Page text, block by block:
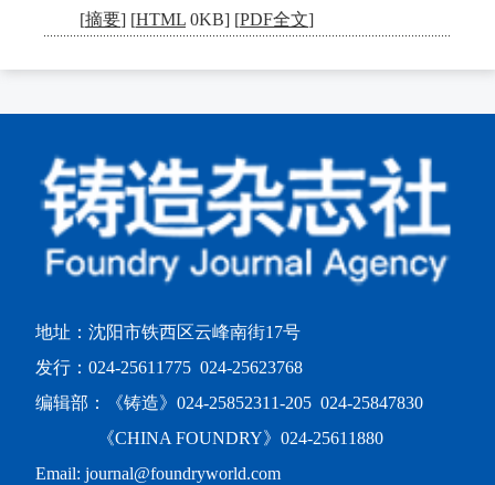
[摘要] [HTML 0KB] [PDF全文]
地址：沈阳市铁西区云峰南街17号
发行：024-25611775 024-25623768
编辑部：《铸造》024-25852311-205 024-25847830
《CHINA FOUNDRY》024-25611880
Email: journal@foundryworld.com